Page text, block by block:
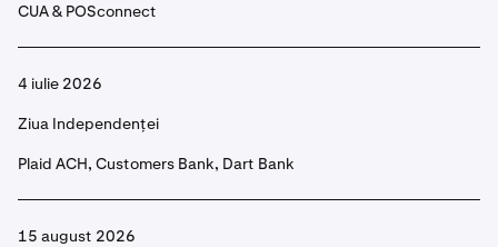
CUA & POSconnect
4 iulie 2026
Ziua Independenței
Plaid ACH, Customers Bank, Dart Bank
15 august 2026